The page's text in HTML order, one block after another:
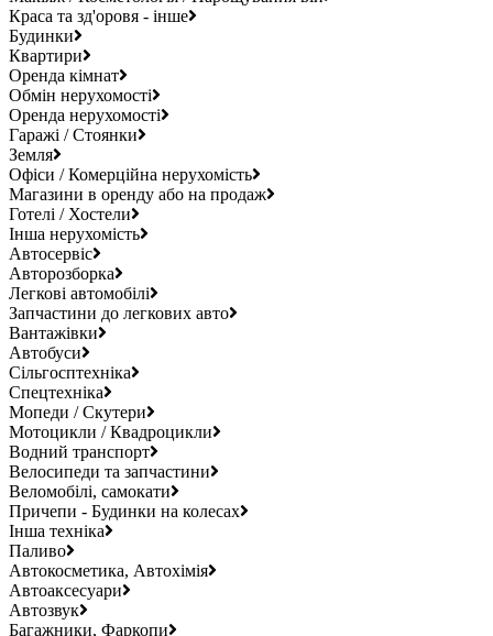
Краса та зд'оровя - інше
Будинки
Квартири
Оренда кімнат
Обмін нерухомості
Оренда нерухомості
Гаражі / Стоянки
Земля
Офіси / Комерційна нерухомість
Магазини в оренду або на продаж
Готелі / Хостели
Інша нерухомість
Автосервіс
Авторозборка
Легкові автомобілі
Запчастини до легкових авто
Вантажівки
Автобуси
Сільгосптехніка
Спецтехніка
Мопеди / Скутери
Мотоцикли / Квадроцикли
Водний транспорт
Велосипеди та запчастини
Веломобілі, самокати
Причепи - Будинки на колесах
Інша техніка
Паливо
Автокосметика, Автохімія
Автоаксесуари
Автозвук
Багажники, Фаркопи